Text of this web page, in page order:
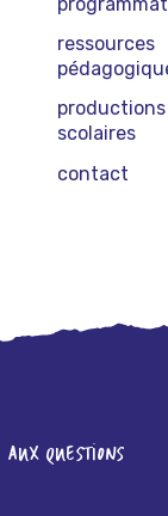
ressources
scolaires
contact
AUX QUESTIONS